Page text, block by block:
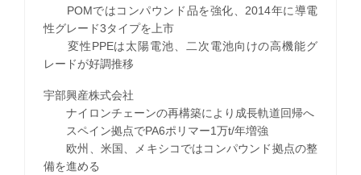
POMではコンパウンド品を強化、2014年に導電
性グレード3タイプを上市
変性PPEは太陽電池、二次電池向けの高機能グ
レードが好調推移
宇部興産株式会社
ナイロンチェーンの再構築により成長軌道回帰へ
スペイン拠点でPA6ポリマー1万t/年増強
欧州、米国、メキシコではコンパウンド拠点の整
備を進める